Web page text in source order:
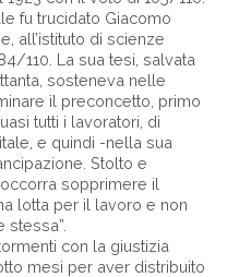
fu trucidato Giacomo
all’istituto di scienze
110. La sua tesi, salvata
sosteneva nelle
il preconcetto, primo
tutti i lavoratori, di
e quindi -nella sua
Stolto e
sopprimere il
lotta per il lavoro e non
con la giustizia
mesi per aver distribuito